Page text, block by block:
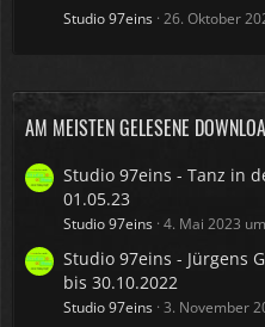
Studio 97eins 26. Oktober
AM MEISTEN GELESENE
Studio 97eins - Tanz in
01.05.23
Studio 97eins 4. Mai 2023
Studio 97eins - Jürgens
bis 30.10.2022
Studio 97eins 3. November